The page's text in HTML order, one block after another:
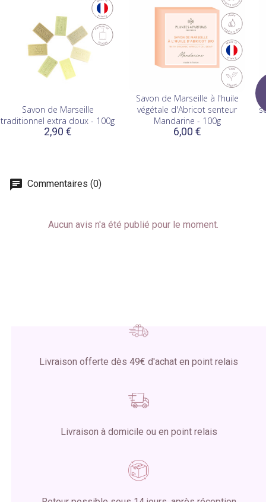
Savon de Marseille
traditionnel extra doux - 100g
2,90 €
Savon de Marseille à l'huile
végétale d'Abricot senteur
Mandarine - 100g
6,00 €
Commentaires (0)
Aucun avis n'a été publié pour le moment.
Livraison offerte dès 49€ d'achat en point relais
Livraison à domicile ou en point relais